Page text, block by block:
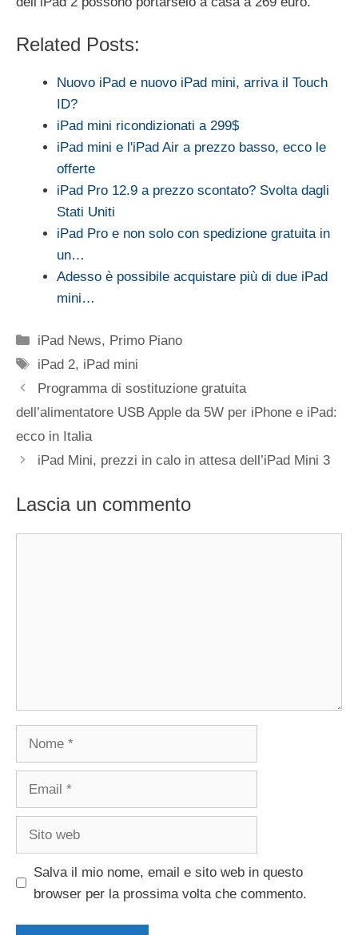
Related Posts:
Nuovo iPad e nuovo iPad mini, arriva il Touch
ID?
iPad mini ricondizionati a 299$
iPad mini e l'iPad Air a prezzo basso, ecco le
offerte
iPad Pro 12.9 a prezzo scontato? Svolta dagli
Stati Uniti
iPad Pro e non solo con spedizione gratuita in
un…
Adesso è possibile acquistare più di due iPad
mini…
Categorie
iPad News, Primo Piano
Tag
iPad 2, iPad mini
Programma di sostituzione gratuita
dell’alimentatore USB Apple da 5W per iPhone e iPad:
ecco in Italia
iPad Mini, prezzi in calo in attesa dell’iPad Mini 3
Lascia un commento
Salva il mio nome, email e sito web in questo
browser per la prossima volta che commento.